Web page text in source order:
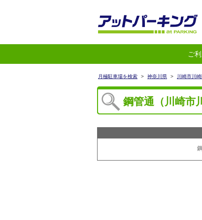
ご
月極駐車場を検索 > 神奈川県 > 川崎市川
鋼管通（川崎市